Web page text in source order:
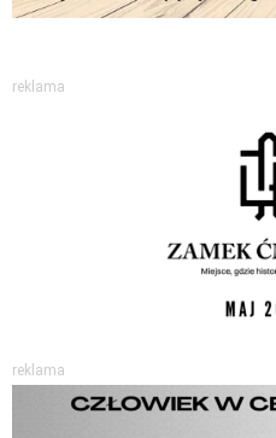
reklama
reklama